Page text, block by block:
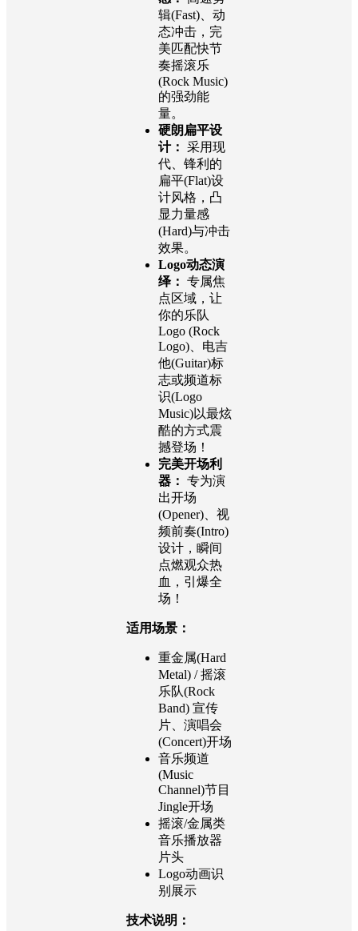
辑(Fast)、动
态冲击，完
美匹配快节
奏摇滚乐
(Rock Music)
的强劲能
量。
硬朗扁平设
计： 采用现
代、锋利的
扁平(Flat)设
计风格，凸
显力量感
(Hard)与冲击
效果。
Logo动态演
绎： 专属焦
点区域，让
你的乐队
Logo (Rock
Logo)、电吉
他(Guitar)标
志或频道标
识(Logo
Music)以最炫
酷的方式震
撼登场！
完美开场利
器： 专为演
出开场
(Opener)、视
频前奏(Intro)
设计，瞬间
点燃观众热
血，引爆全
场！
适用场景：
重金属(Hard
Metal) / 摇滚
乐队(Rock
Band) 宣传
片、演唱会
(Concert)开场
音乐频道
(Music
Channel)节目
Jingle开场
摇滚/金属类
音乐播放器
片头
Logo动画识
别展示
技术说明：